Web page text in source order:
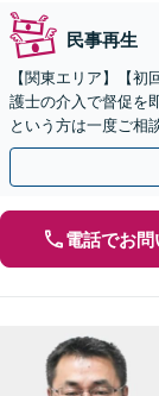
民事再生
【関東エリア】【
護士の介入で督促を
という方は一度ご相
ドオピニオン可】【
電話でお